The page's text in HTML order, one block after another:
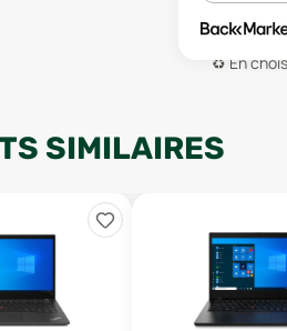
♻️ En
SIMILAIRES